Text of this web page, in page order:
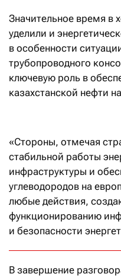
Значительное время в
уделили и
в особенности
трубопроводного
ключевую роль в
казахстанской нефти
«Стороны, отмечая
стабильной работы
инфраструктуры и
углеводородов на
любые действия,
функционированию
и безопасности
В завершение